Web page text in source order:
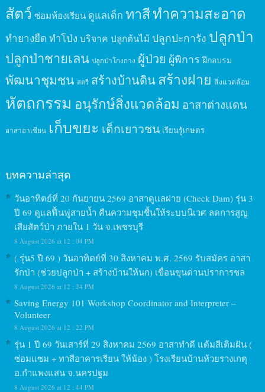
สัตว์ ซ่อมห้องเรียน ดูแลเด็ก ทาสีทำความสะอาด
ทำยางยืด ทำโป่ง บริจาค ปลูกต้นไม้ ปลูกปะการัง ปลูกป่า
ปลูกป่าชายเลน ปลูกป่าโกงกาง ผู้ป่วย ผู้พิการ ฝึกอบรม
พัฒนาชุมชน สตรี สร้างบ้านดินสร้างฝาย สิ่งแวดล้อม
หัตถกรรม อนุรักษ์สิ่งแวดล้อม อาสาต่างแดน
อาสาอาเซียน เก็บขยะ เด็กเยาวชน เรียนรู้เกษตร
บทความล่าสุด
วันอาทิตย์ที่ 20 กันยายน 2569 อาสาดูแลฝาย (Check Dam) รุ่น 3
ปี 69 ดูแลฟื้นฟูสายน้ำ คืนความชุมชื้นให้ระบบนิเวศ ลดการสูญ
เสียสัตว์ป่า ภายใน 1 วัน จ.เพชรบุรี
8 August 2026 at 12 : 04 PM
( รุ่น5 ปี 69 ) วันอาทิตย์ที่ 30 สิงหาคม พ.ศ. 2569 รับสมัคร อาสา
รักป่า (ช่วยปลูกป่า + สร้างบ้านให้นก) เขื่อนขุนด่านปราการชล
8 August 2026 at 12 : 24 PM
Saving Energy 101 Workshop Coordinator and Interpreter –
Volunteer
8 August 2026 at 12 : 22 PM
รุ่น 1 ปี 69 วันเสาร์ที่ 29 สิงหาคม 2569 อาสาทำดี แต้มสีเติมฝัน (
ซ่อมแซม + ทาสีอาคารเรียน ให้น้อง ) โรงเรียนบ้านห้วยรางเกตุ
อ.กำแพงแสน จ.นครปฐม
8 August 2026 at 12 : 44 PM